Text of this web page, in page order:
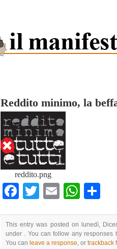
Reddito minimo, la
reddito.png
Facebook
TwitterEmail
This entry was posted on lunedì,
under . You can follow any responses
You can leave a response, or trackback